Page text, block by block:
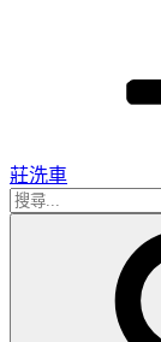
莊洗車
搜